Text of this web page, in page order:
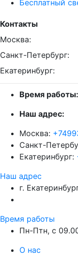
Бесплатный
Контакты
Москва:
Санкт-Петербург:
Екатеринбург:
Время работы:
Наш адрес:
Москва:
Санкт-
Екатеринбург:
Наш адрес
г.
Время работы
Пн-Птн, с
О нас